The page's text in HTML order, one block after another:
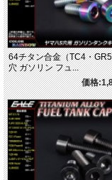
64チタン合金（TC4・
穴 ガソリン フュ...
価格